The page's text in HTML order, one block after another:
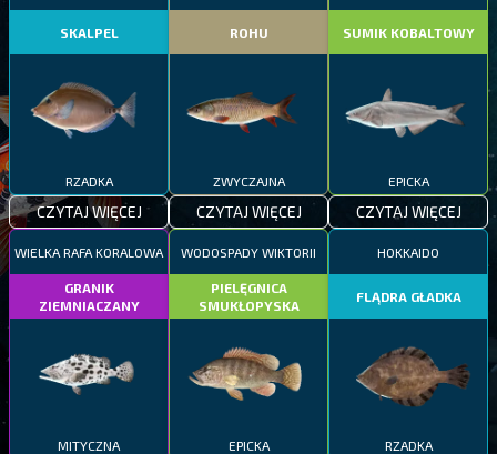
SKALPEL
RZADKA
CZYTAJ WIĘCEJ
ROHU
ZWYCZAJNA
CZYTAJ WIĘCEJ
SUMIK KOBALTOWY
EPICKA
CZYTAJ WIĘCEJ
WIELKA RAFA KORALOWA
GRANIK
ZIEMNIACZANY
MITYCZNA
WODOSPADY WIKTORII
PIELĘGNICA
SMUKŁOPYSKA
EPICKA
HOKKAIDO
FLĄDRA GŁADKA
RZADKA